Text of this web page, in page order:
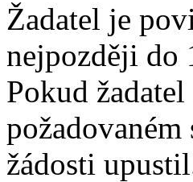
Žadatel je
nejpozději do
Pokud
požadovaném
žádosti